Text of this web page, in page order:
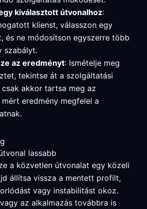
kiválasztott útvonalhoz:
klienst, válasszon egy
és ne módosítson egyszerre több
szabályt.
az eredményt: Ismételje meg
tekintse át a szolgáltatási
akkor tartsa meg az
eredmény megfelel a
lassabb
a közvetlen útvonalat egy közeli
állítsa vissza a mentett profilt,
vagy instabilitást okoz.
az alkalmazás továbbra is